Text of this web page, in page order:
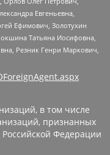
Евгеньевна,
Ефимович, Золотухин
Татьяна Иосифовна,
Резник Генри Маркович,
в том числе
признанных
Российской Федерации